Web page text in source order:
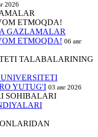
2026
GAZLAMALAR
ETMOQDA! 06 авг
YUTUG'I 03 авг 2026